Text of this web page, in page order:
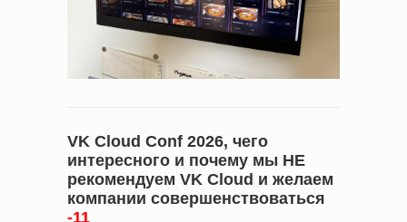
VK Cloud Conf 2026, чего
интересного и почему мы НЕ
рекомендуем VK Cloud и желаем
компании совершенствоваться
-11